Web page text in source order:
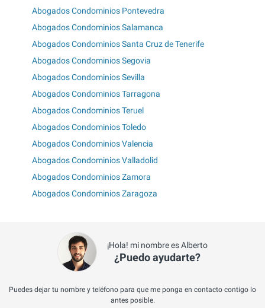
Abogados Condominios Pontevedra
Abogados Condominios Salamanca
Abogados Condominios Santa Cruz de Tenerife
Abogados Condominios Segovia
Abogados Condominios Sevilla
Abogados Condominios Tarragona
Abogados Condominios Teruel
Abogados Condominios Toledo
Abogados Condominios Valencia
Abogados Condominios Valladolid
Abogados Condominios Zamora
Abogados Condominios Zaragoza
¡Hola! mi nombre es Alberto
¿Puedo ayudarte?
Puedes dejar tu nombre y teléfono para que me ponga en contacto contigo lo
antes posible.